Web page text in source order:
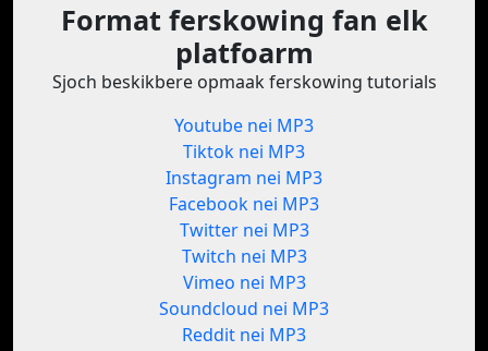
Format ferskowing fan elk
platfoarm
Sjoch beskikbere opmaak ferskowing tutorials
Youtube nei MP3
Tiktok nei MP3
Instagram nei MP3
Facebook nei MP3
Twitter nei MP3
Twitch nei MP3
Vimeo nei MP3
Soundcloud nei MP3
Reddit nei MP3